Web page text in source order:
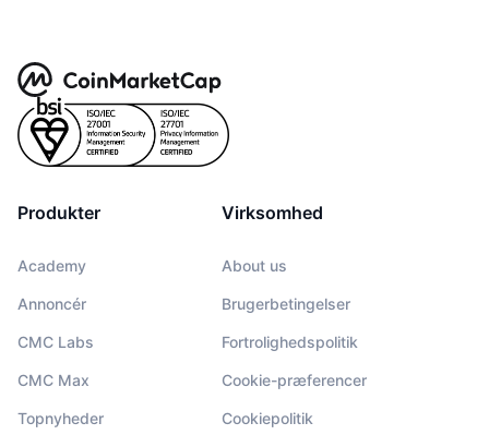
Produkter
Academy
Annoncér
CMC Labs
CMC Max
Topnyheder
Virksomhed
About us
Brugerbetingelser
Fortrolighedspolitik
Cookie-præferencer
Cookiepolitik